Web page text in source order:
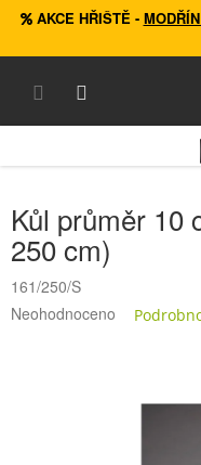
Přejít
obsah
AKCE HŘIŠTĚ-
Kůl průměr 10
250 cm)
161/250/S
Průměrné
Neohodnoceno